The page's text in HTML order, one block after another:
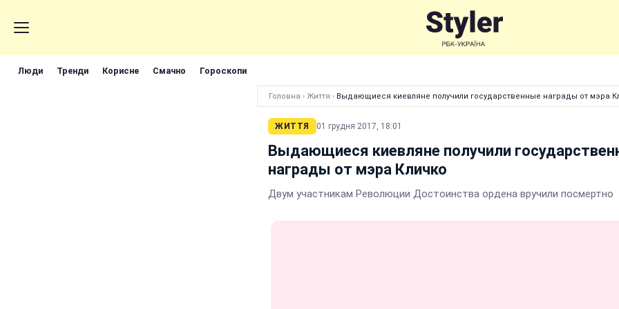
Люди Тренди Корисне Смачно Гороскопи
Головна › Життя › Выдающиеся киевляне получили государственные награды от мэра
ЖИТТЯ 01 грудня 2017, 18:01
Выдающиеся киевляне получили
награды от мэра Кличко
Двум участникам Революции Достоинства ордена вручили посмертно